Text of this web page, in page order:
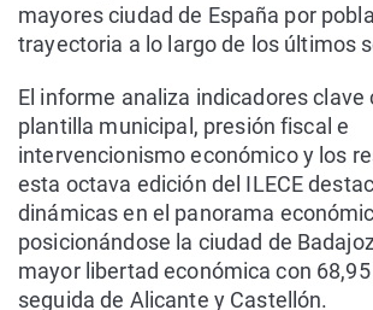
mayores ciudad de España por
trayectoria a lo largo de los últimos
El informe analiza indicadores clave
plantilla municipal, presión fiscal e
intervencionismo económico y los
esta octava edición del ILECE
dinámicas en el panorama
posicionándose la ciudad de
mayor libertad económica con
seguida de Alicante y Castellón.